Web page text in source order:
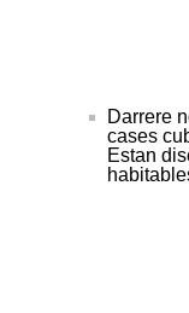
Darrere
cases
Estan